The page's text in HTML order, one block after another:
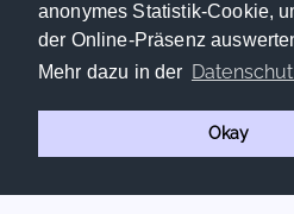
anonymes Statistik-Cookie,
der Online-Präsenz
Mehr dazu in der
Okay